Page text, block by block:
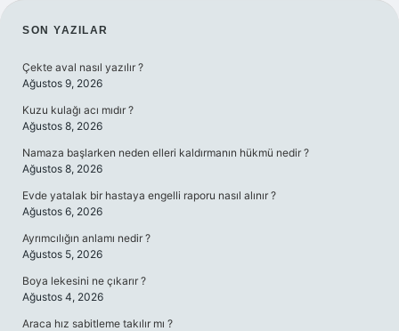
SIDEBAR
SON YAZILAR
Çekte aval nasıl yazılır ?
Ağustos 9, 2026
Kuzu kulağı acı mıdır ?
Ağustos 8, 2026
Namaza başlarken neden elleri kaldırmanın hükmü nedir ?
Ağustos 8, 2026
Evde yatalak bir hastaya engelli raporu nasıl alınır ?
Ağustos 6, 2026
Ayrımcılığın anlamı nedir ?
Ağustos 5, 2026
Boya lekesini ne çıkarır ?
Ağustos 4, 2026
Araca hız sabitleme takılır mı ?